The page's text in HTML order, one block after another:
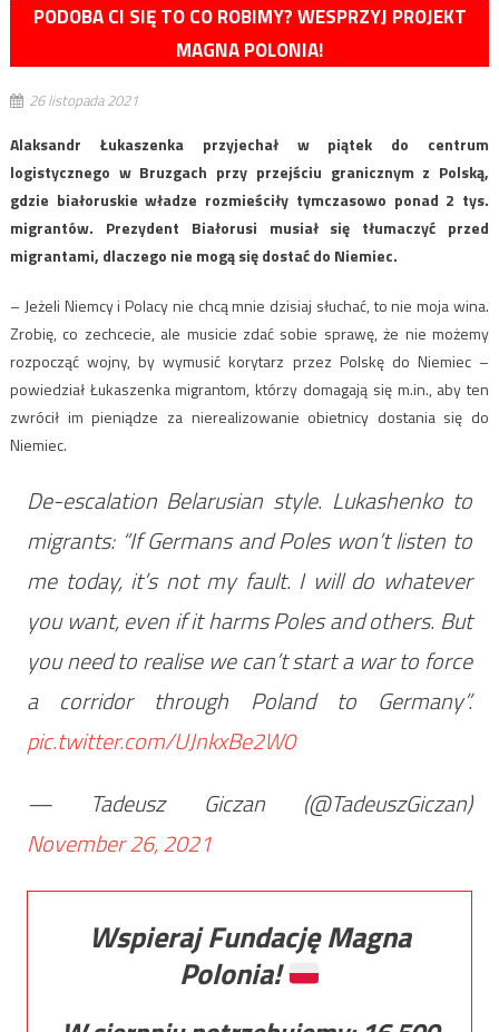
PODOBA CI SIĘ TO CO ROBIMY? WESPRZYJ PROJEKT
MAGNA POLONIA!
26 listopada 2021
Alaksandr Łukaszenka przyjechał w piątek do centrum
logistycznego w Bruzgach przy przejściu granicznym z Polską,
gdzie białoruskie władze rozmieściły tymczasowo ponad 2 tys.
migrantów. Prezydent Białorusi musiał się tłumaczyć przed
migrantami, dlaczego nie mogą się dostać do Niemiec.
– Jeżeli Niemcy i Polacy nie chcą mnie dzisiaj słuchać, to nie moja wina.
Zrobię, co zechcecie, ale musicie zdać sobie sprawę, że nie możemy
rozpocząć wojny, by wymusić korytarz przez Polskę do Niemiec –
powiedział Łukaszenka migrantom, którzy domagają się m.in., aby ten
zwrócił im pieniądze za nierealizowanie obietnicy dostania się do
Niemiec.
De-escalation Belarusian style. Lukashenko to
migrants: “If Germans and Poles won’t listen to
me today, it’s not my fault. I will do whatever
you want, even if it harms Poles and others. But
you need to realise we can’t start a war to force
a corridor through Poland to Germany”.
pic.twitter.com/UJnkxBe2W0
— Tadeusz Giczan (@TadeuszGiczan)
November 26, 2021
Wspieraj Fundację Magna
Polonia!